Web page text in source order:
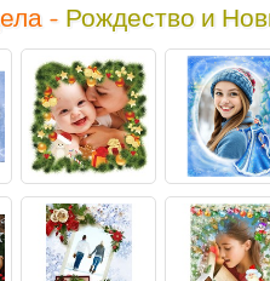
- Рождество и